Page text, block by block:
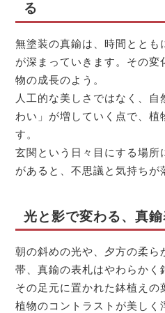
る
無塗装の真鍮は、時間ととも
が深まっていきます。その変
物の成長のよう。
人工的な美しさではなく、
わい」が増していく点で、
す。
玄関という日々目にする場所
があると、不思議と気持ちが
光と影で変わる、真
朝の斜めの光や、夕方の柔ら
帯、真鍮の表札はやわらかく
その足元に置かれた鉢植えの
植物のコントラストが美しく